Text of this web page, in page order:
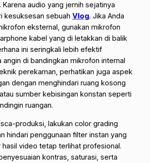
Karena audio yang jernih sejatinya
kesuksesan sebuah Vlog. Jika Anda
eksternal, gunakan mikrofon
kabel yang di letakkan di balik
ini seringkali lebih efektif
angin di bandingkan mikrofon internal
perekaman, perhatikan juga aspek
dengan menghindari ruang kosong
sumber kebisingan konstan seperti
ruangan.
produksi, lakukan color grading
hindari penggunaan filter instan yang
hasil video tetap terlihat profesional.
kontras, saturasi, serta